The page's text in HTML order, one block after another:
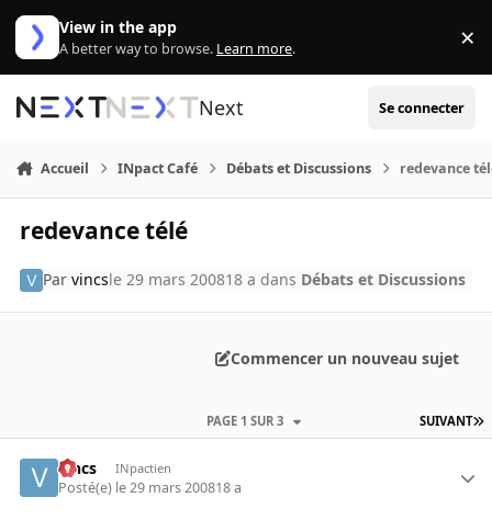
Aller au contenu
View in the app
A better way to browse. Learn more. ×
Next Se connecter
Accueil INpact Café Débats et Discussions redevance
redevance télé
Parvincsle 29 mars 200818 a dans Débats et Discussions
Commencer un nouveau sujet
SUIVANT
PAGE 1 SUR 3
vincs INpactien
Posté(e) le 29 mars 200818 a